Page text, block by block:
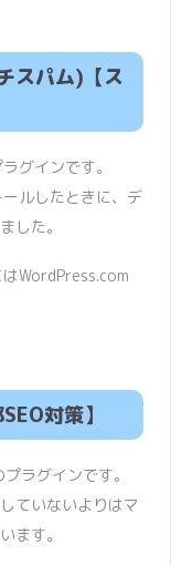
スパム)【ス
グインです。
ルしたときに、デ
した。
WordPress.com
対策】
ラグインです。
ていないよりはマ
ます。